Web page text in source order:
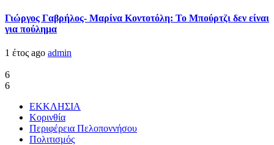
Γιώργος Γαβρήλος- Μαρίνα Κοντοτόλη: Το Μπούρτζι δεν είναι
για πούλημα
1 έτος ago admin
6
6
ΕΚΚΛΗΣΙΑ
Κορινθία
Περιφέρεια Πελοποννήσου
Πολιτισμός